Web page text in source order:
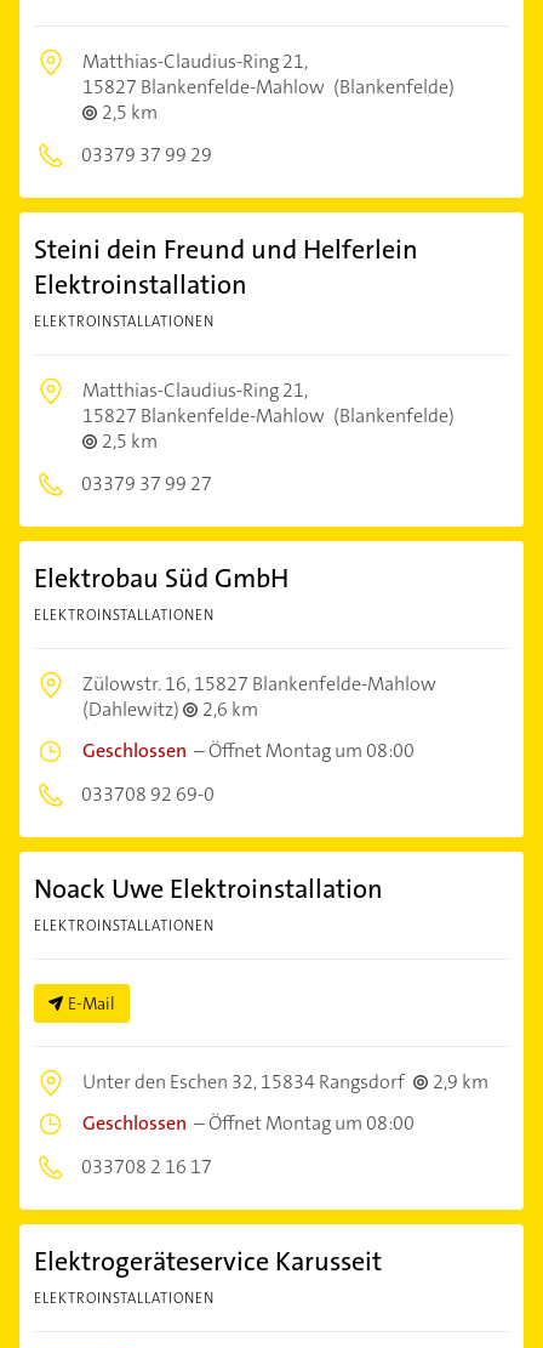
Matthias-Claudius-Ring 21,
15827 Blankenfelde-Mahlow (Blankenfelde)
2,5 km
03379 37 99 29
Steini dein Freund und Helferlein
Elektroinstallation
ELEKTROINSTALLATIONEN
Matthias-Claudius-Ring 21,
15827 Blankenfelde-Mahlow (Blankenfelde)
2,5 km
03379 37 99 27
Elektrobau Süd GmbH
ELEKTROINSTALLATIONEN
Zülowstr. 16,15827 Blankenfelde-Mahlow
(Dahlewitz)
2,6 km
Geschlossen –Öffnet Montag um 08:00
033708 92 69-0
Noack Uwe Elektroinstallation
ELEKTROINSTALLATIONEN
E-Mail
Unter den Eschen 32,15834 Rangsdorf
2,9 km
Geschlossen –Öffnet Montag um 08:00
033708 2 16 17
Elektrogeräteservice Karusseit
ELEKTROINSTALLATIONEN